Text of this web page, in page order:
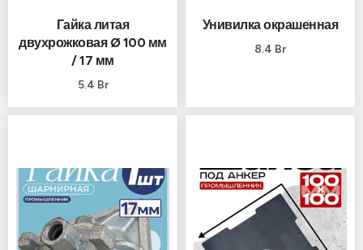
Гайка литая
двухрожковая Ø 100 мм
/ 17 мм
5.4 Br
Унивилка окрашенная
8.4 Br